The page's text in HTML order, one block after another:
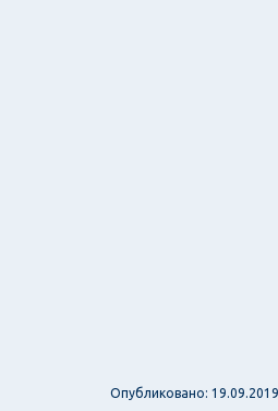
Опубликовано: